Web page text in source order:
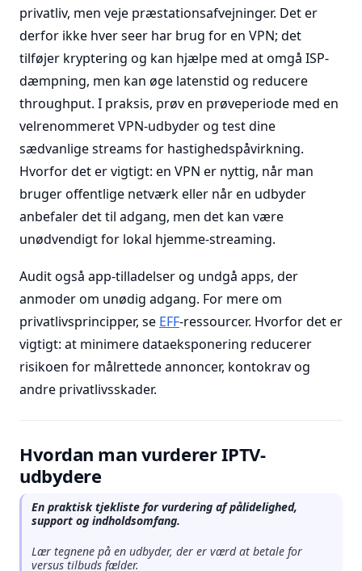
privatliv, men veje præstationsafvejninger. Det er
derfor ikke hver seer har brug for en VPN; det
tilføjer kryptering og kan hjælpe med at omgå ISP-
dæmpning, men kan øge latenstid og reducere
throughput. I praksis, prøv en prøveperiode med en
velrenommeret VPN-udbyder og test dine
sædvanlige streams for hastighedspåvirkning.
Hvorfor det er vigtigt: en VPN er nyttig, når man
bruger offentlige netværk eller når en udbyder
anbefaler det til adgang, men det kan være
unødvendigt for lokal hjemme-streaming.
Audit også app-tilladelser og undgå apps, der
anmoder om unødig adgang. For mere om
privatlivsprincipper, se EFF-ressourcer. Hvorfor det er
vigtigt: at minimere dataeksponering reducerer
risikoen for målrettede annoncer, kontokrav og
andre privatlivsskader.
Hvordan man vurderer IPTV-
udbydere
En praktisk tjekliste for vurdering af pålidelighed,
support og indholdsomfang.
Lær tegnene på en udbyder, der er værd at betale for
versus tilbuds fælder.